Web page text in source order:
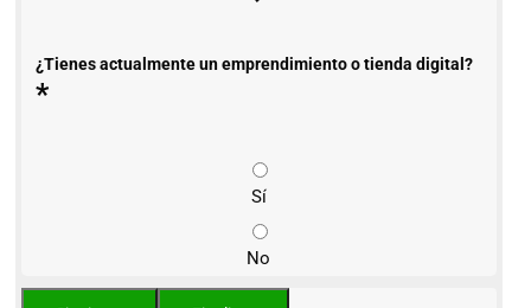
¿Tienes actualmente un emprendimiento o tienda digital?
*
Sí
No